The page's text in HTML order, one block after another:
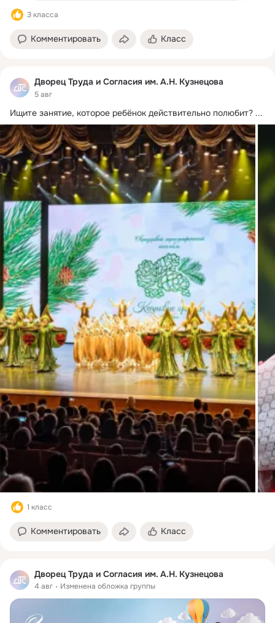
3 класса
Комментировать Класс
Дворец Труда и Согласия им. А.Н. Кузнецова
5 авг
Ищите занятие, которое ребёнок действительно полюбит? ...
1 класс
Комментировать Класс
Дворец Труда и Согласия им. А.Н. Кузнецова
4 авг Изменена обложка группы